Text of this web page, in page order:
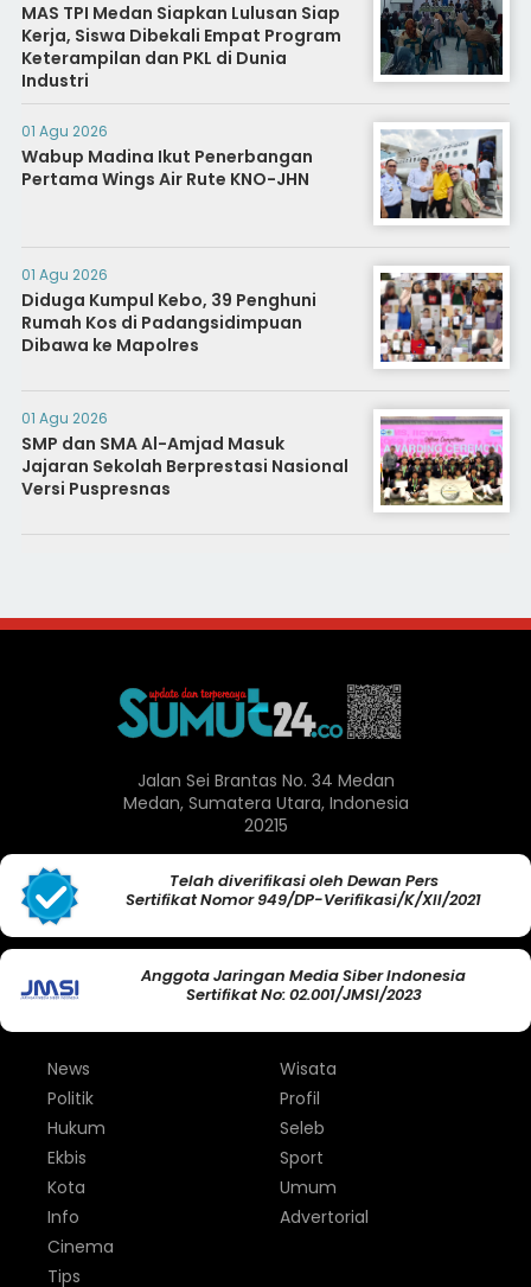
MAS TPI Medan Siapkan Lulusan Siap
Kerja, Siswa Dibekali Empat Program
Keterampilan dan PKL di Dunia
Industri
01 Agu 2026
Wabup Madina Ikut Penerbangan
Pertama Wings Air Rute KNO-JHN
01 Agu 2026
Diduga Kumpul Kebo, 39 Penghuni
Rumah Kos di Padangsidimpuan
Dibawa ke Mapolres
01 Agu 2026
SMP dan SMA Al-Amjad Masuk
Jajaran Sekolah Berprestasi Nasional
Versi Puspresnas
Jalan Sei Brantas No. 34 Medan
Medan, Sumatera Utara, Indonesia
20215
Telah diverifikasi oleh Dewan Pers
Sertifikat Nomor 949/DP-Verifikasi/K/XII/2021
Anggota Jaringan Media Siber Indonesia
Sertifikat No: 02.001/JMSI/2023
News
Politik
Hukum
Ekbis
Kota
Info
Wisata
Profil
Seleb
Sport
Umum
Advertorial
Cinema
Tips